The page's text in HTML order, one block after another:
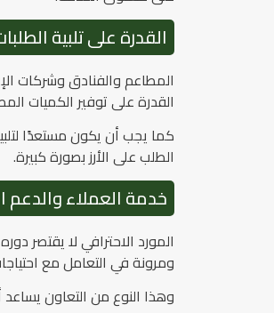
القدرة على تلبية
المطاعم والفنادق وشركات
القدرة على توفير الكميات
كما يجب أن يكون مستعدًا
الطلب على الأرز بصورة كبيرة.
خدمة العملاء والدعم
المورد الاحترافي لا يقتصر
ومرونة في التعامل مع
وهذا النوع من التعاون